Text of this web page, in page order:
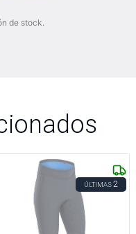
de stock.
ÚLTIMAS2